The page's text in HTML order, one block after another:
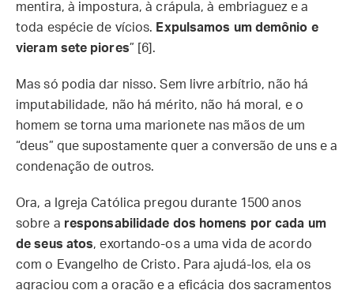
mentira, à impostura, à crápula, à embriaguez e a
toda espécie de vícios. Expulsamos um demônio e
vieram sete piores” [6].
Mas só podia dar nisso. Sem livre arbítrio, não há
imputabilidade, não há mérito, não há moral, e o
homem se torna uma marionete nas mãos de um
“deus” que supostamente quer a conversão de uns e a
condenação de outros.
Ora, a Igreja Católica pregou durante 1500 anos
sobre a responsabilidade dos homens por cada um
de seus atos, exortando-os a uma vida de acordo
com o Evangelho de Cristo. Para ajudá-los, ela os
agraciou com a oração e a eficácia dos sacramentos